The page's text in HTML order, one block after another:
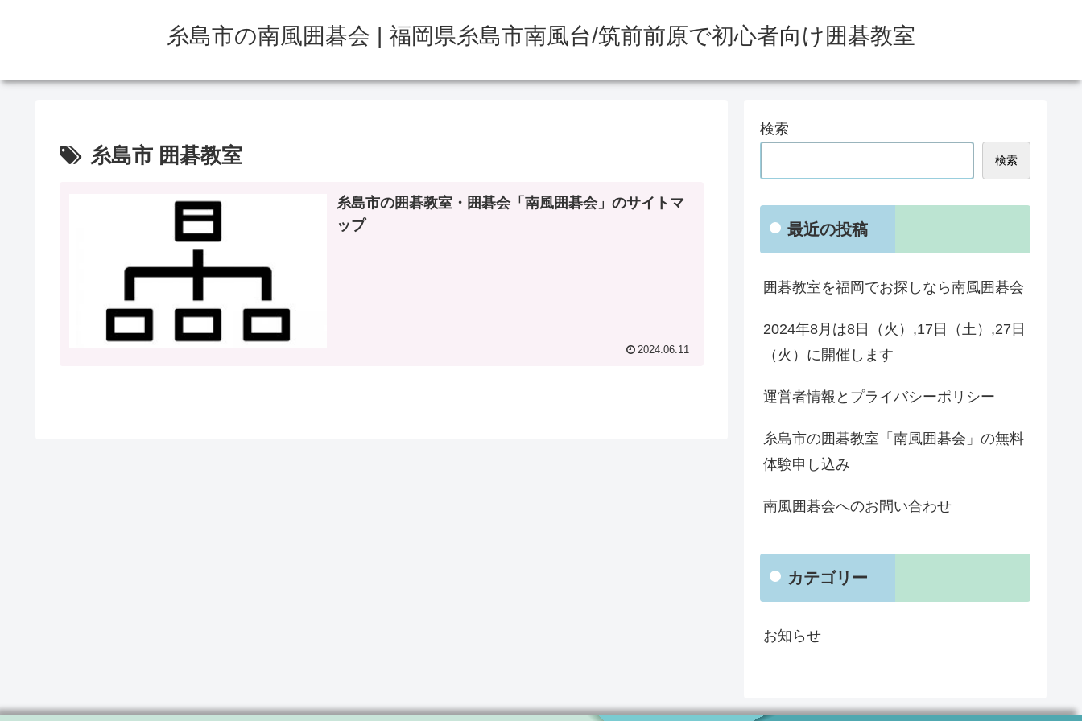
糸島市の南風囲碁会 | 福岡県糸島市南風台/筑前前原で初心者向け囲碁教室
糸島市 囲碁教室
糸島市の囲碁教室・囲碁会「南風囲碁会」のサイトマ
ップ
2024.06.11
検索
検索
最近の投稿
囲碁教室を福岡でお探しなら南風囲碁会
2024年8月は8日（火）,17日（土）,27日
（火）に開催します
運営者情報とプライバシーポリシー
糸島市の囲碁教室「南風囲碁会」の無料
体験申し込み
南風囲碁会へのお問い合わせ
カテゴリー
お知らせ